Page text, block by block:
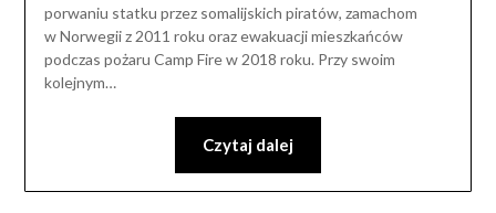
porwaniu statku przez somalijskich piratów, zamachom
w Norwegii z 2011 roku oraz ewakuacji mieszkańców
podczas pożaru Camp Fire w 2018 roku. Przy swoim
kolejnym…
Czytaj dalej